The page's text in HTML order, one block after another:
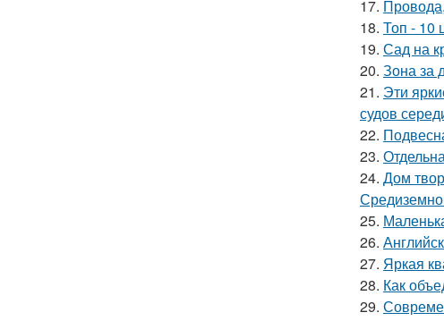
17.
18. Топ - 10
19. Сад на
20. Зона за
21. Эти
судов
22.
23.
24. Дом
25.
26.
27. Яркая
28. Как
29.